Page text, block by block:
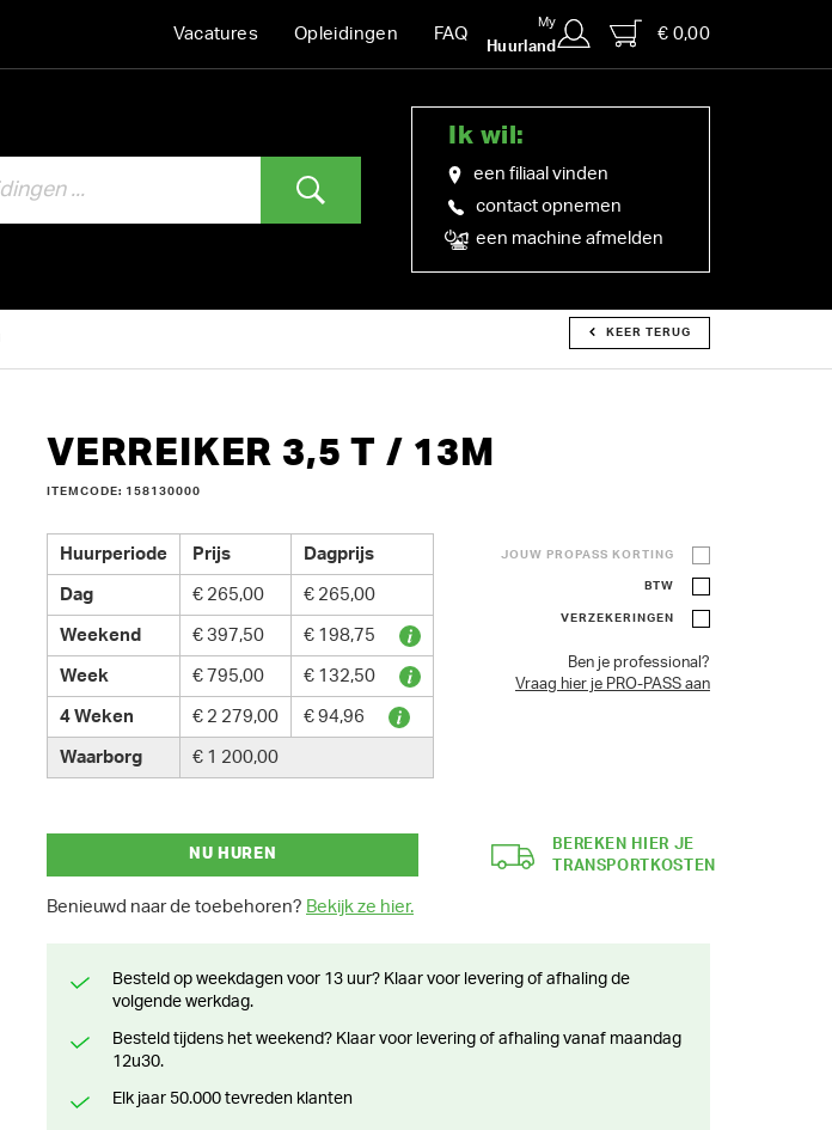
Vacatures Opleidingen FAQ
My
Huurland
€ 0,00
Ik wil:
een filiaal vinden
contact opnemen
een machine afmelden
KEER TERUG
VERREIKER 3,5 T / 13M
ITEMCODE: 158130000
Huurperiode Prijs Dagprijs
Dag € 265,00 € 265,00
Weekend € 397,50 € 198,75
Week € 795,00 € 132,50
4 Weken € 2 279,00 € 94,96
Waarborg € 1 200,00
JOUW PROPASS KORTING
BTW
VERZEKERINGEN
Ben je professional?
Vraag hier je PRO-PASS aan
NU HUREN
Benieuwd naar de toebehoren? Bekijk ze hier.
BEREKEN HIER JE
TRANSPORTKOSTEN
Besteld op weekdagen voor 13 uur? Klaar voor levering of afhaling de
volgende werkdag.
Besteld tijdens het weekend? Klaar voor levering of afhaling vanaf maandag
12u30.
Elk jaar 50.000 tevreden klanten